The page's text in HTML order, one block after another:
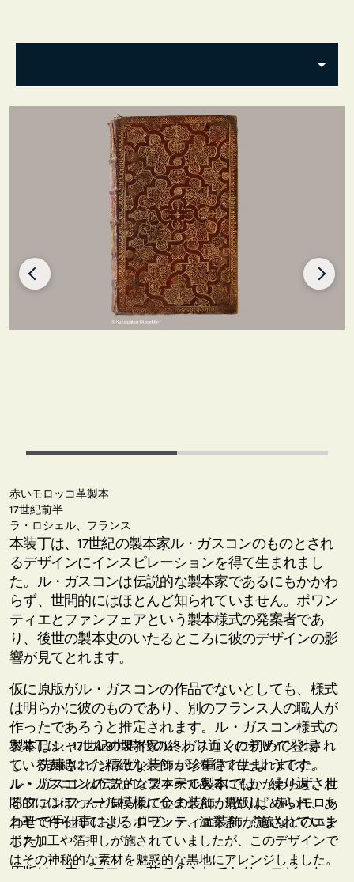
赤いモロッコ革製本
17世紀前半
ラ・ロシェル、フランス
本装丁は、17世紀の製本家ル・ガスコンのものとされ
るデザインにインスピレーションを得て生まれまし
た。ル・ガスコンは伝説的な製本家であるにもかかわ
らず、世間的にはほとんど知られていません。ポワン
ティエとファンフェアという製本様式の発案者であ
り、後世の製本史のいたるところに彼のデザインの影
響が見てとれます。
仮に原版がル・ガスコンの作品でないとしても、様式
は明らかに彼のものであり、別のフランス人の職人が
作ったであろうと推定されます。ル・ガスコン様式の
製本はシャルル9世時代の終わり近くに初めて登場
し、洗練された精緻な装飾が珍重されたようです。
ル・ガスコンのファンファール製本では、繰り返され
るファンファール模様に金の装飾が散りばめられ、あ
わせて手仕事によるポワンティエ装飾が施されていま
した。
原版は、赤いモロッコ革で作られており、ロゼット、
本装丁は、17世紀の製本家ル・ガスコンのデザインとされ
ている表紙にインスピレーションを得て生まれました。
ル・ガスコンは伝説的な製本家であるにもかかわらず、世
間的にはほとんど知られていません。原版は、赤いモロッ
コ革で作られており、ロゼット、渦巻き、点線などのエン
ボス加工や箔押しが施されていましたが、このデザインで
はその神秘的な素材を魅惑的な黒地にアレンジしました。